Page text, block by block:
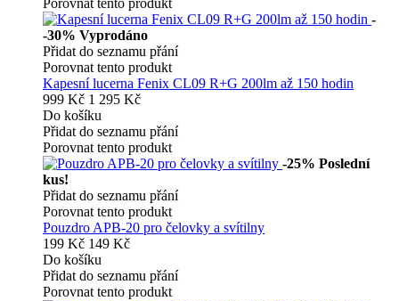
Porovnat tento produkt
-
-30% Vyprodáno
Přidat do seznamu přání
Porovnat tento produkt
Kapesní lucerna Fenix CL09 R+G 200lm až 150 hodin
999 Kč 1 295 Kč
Do košíku
Přidat do seznamu přání
Porovnat tento produkt
-25% Poslední
kus!
Přidat do seznamu přání
Porovnat tento produkt
Pouzdro APB-20 pro čelovky a svítilny
199 Kč 149 Kč
Do košíku
Přidat do seznamu přání
Porovnat tento produkt